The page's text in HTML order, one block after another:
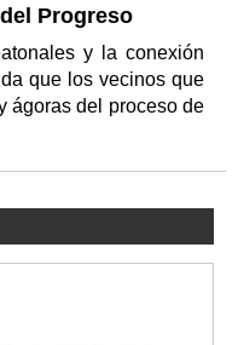
Progreso
y la conexión
que los vecinos que
ágoras del proceso de